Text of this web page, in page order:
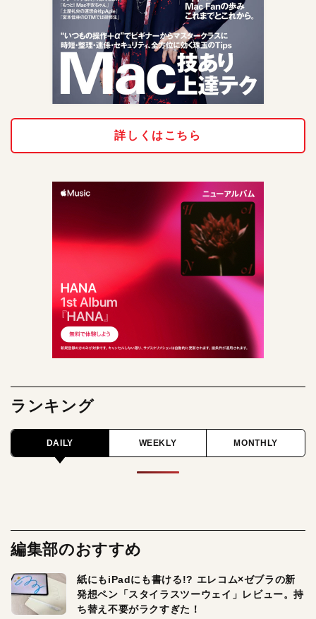
詳しくはこちら
ランキング
DAILY WEEKLY MONTHLY
編集部のおすすめ
紙にもiPadにも書ける!? エレコム×ゼブラの新
発想ペン「スタイラスツーウェイ」レビュー。持
ち替え不要がラクすぎた！